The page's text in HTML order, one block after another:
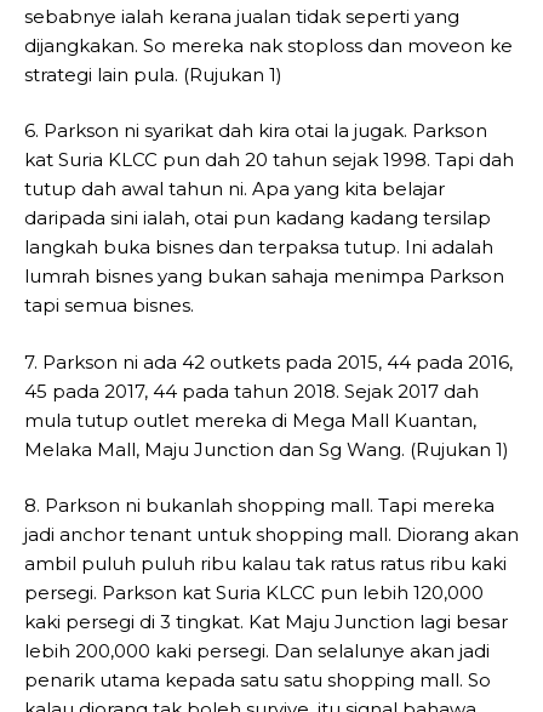
sebabnye ialah kerana jualan tidak seperti yang
dijangkakan. So mereka nak stoploss dan moveon ke
strategi lain pula. (Rujukan 1)
6. Parkson ni syarikat dah kira otai la jugak. Parkson
kat Suria KLCC pun dah 20 tahun sejak 1998. Tapi dah
tutup dah awal tahun ni. Apa yang kita belajar
daripada sini ialah, otai pun kadang kadang tersilap
langkah buka bisnes dan terpaksa tutup. Ini adalah
lumrah bisnes yang bukan sahaja menimpa Parkson
tapi semua bisnes.
7. Parkson ni ada 42 outkets pada 2015, 44 pada 2016,
45 pada 2017, 44 pada tahun 2018. Sejak 2017 dah
mula tutup outlet mereka di Mega Mall Kuantan,
Melaka Mall, Maju Junction dan Sg Wang. (Rujukan 1)
8. Parkson ni bukanlah shopping mall. Tapi mereka
jadi anchor tenant untuk shopping mall. Diorang akan
ambil puluh puluh ribu kalau tak ratus ratus ribu kaki
persegi. Parkson kat Suria KLCC pun lebih 120,000
kaki persegi di 3 tingkat. Kat Maju Junction lagi besar
lebih 200,000 kaki persegi. Dan selalunye akan jadi
penarik utama kepada satu satu shopping mall. So